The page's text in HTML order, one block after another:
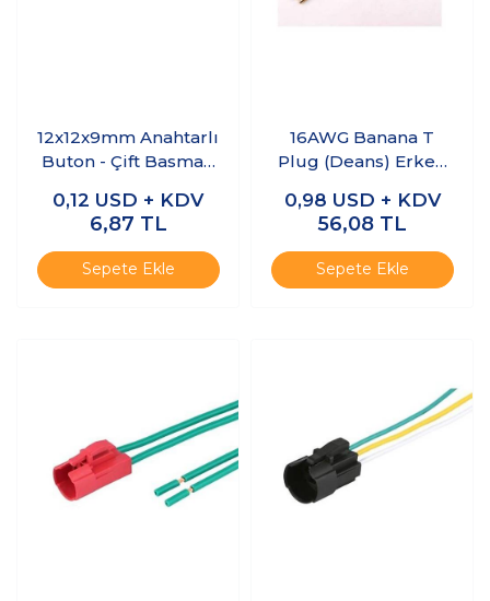
12x12x9mm Anahtarlı
Buton - Çift Basmalı
0,12 USD + KDV
6,87 TL
Sepete Ekle
16AWG Banana T
Plug (Deans) Erkek
21 cm
0,98 USD + KDV
56,08 TL
Sepete Ekle